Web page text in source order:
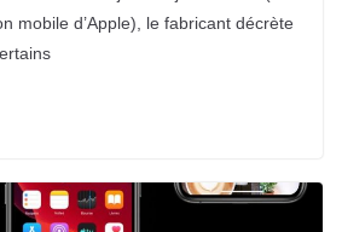
mobile d’Apple), le fabricant décrète